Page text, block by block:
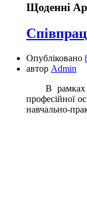
Щоденні
Опубліковано
автор Admin
В рамках
професійної
навчально-